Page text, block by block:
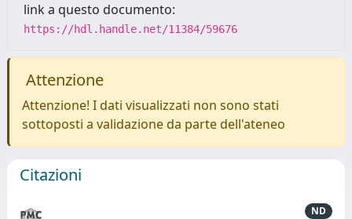
link a questo documento:
https://hdl.handle.net/11384/59676
Attenzione
Attenzione! I dati visualizzati non sono stati
sottoposti a validazione da parte dell'ateneo
Citazioni
ND